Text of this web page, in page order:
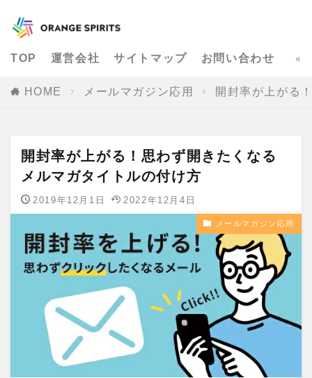
TOP 運営会社 サイトマップ お問い合わせ
HOME メールマガジン応用 開封率が上がる
開封率が上がる！思わず開きたくなる
メルマガタイトルの付け方
2019年12月1日 2022年12月4日
メールマガジン応用